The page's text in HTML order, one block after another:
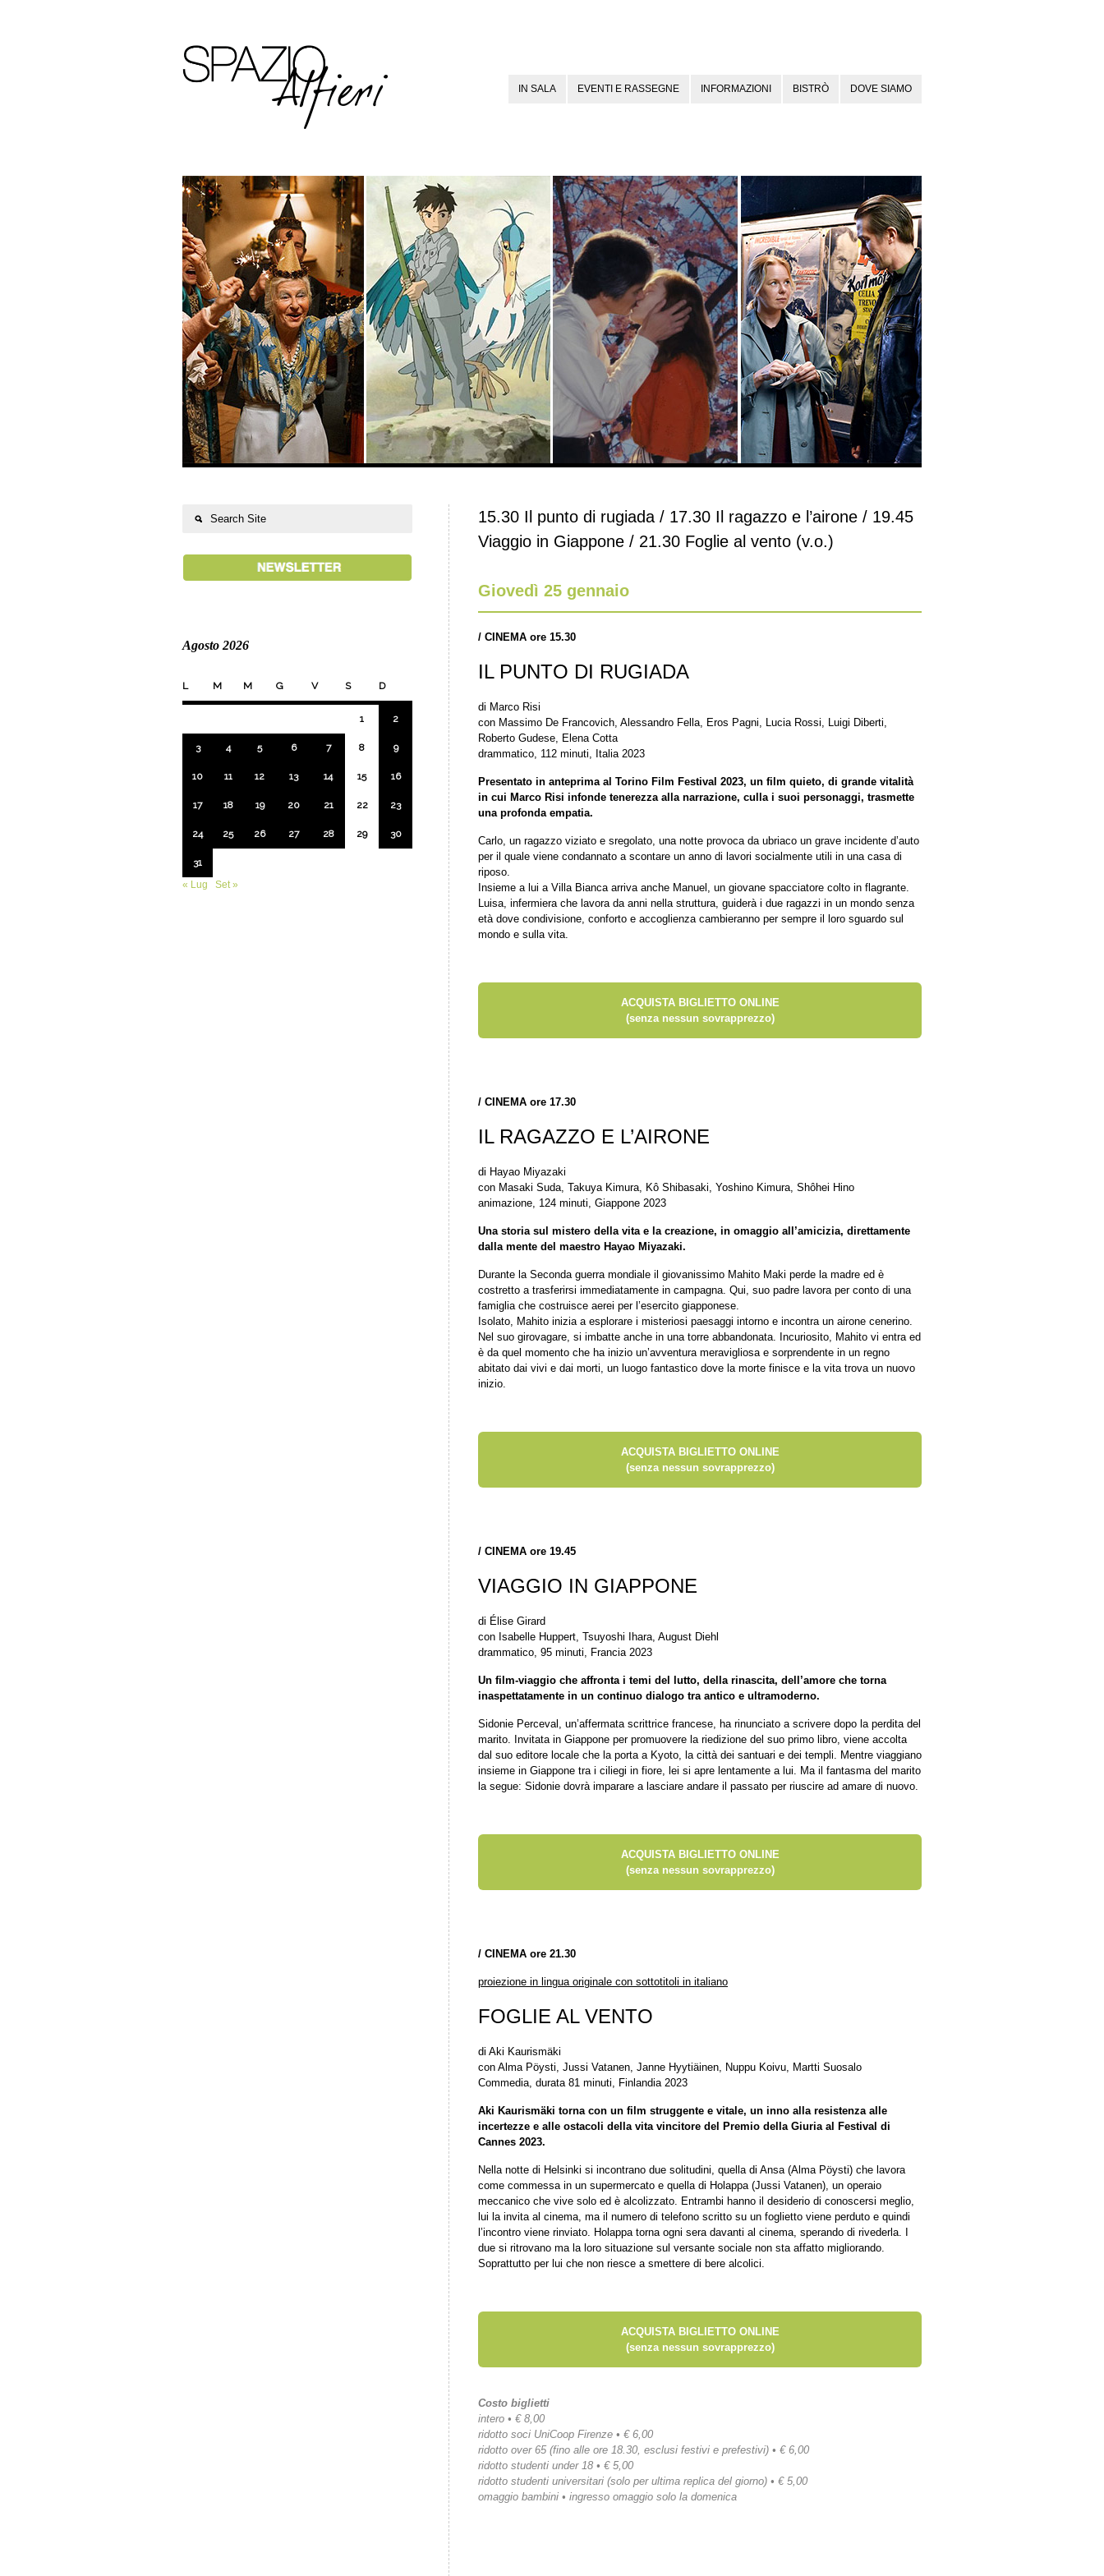
IN SALA EVENTI E RASSEGNE INFORMAZIONI BISTRÒ DOVE SIAMO
15.30 Il punto di rugiada / 17.30 Il ragazzo e l’airone / 19.45
Viaggio in Giappone / 21.30 Foglie al vento (v.o.)
Giovedì 25 gennaio
/ CINEMA ore 15.30
IL PUNTO DI RUGIADA
di Marco Risi
con Massimo De Francovich, Alessandro Fella, Eros Pagni, Lucia Rossi, Luigi Diberti,
Roberto Gudese, Elena Cotta
drammatico, 112 minuti, Italia 2023
Presentato in anteprima al Torino Film Festival 2023, un film quieto, di grande vitalità
in cui Marco Risi infonde tenerezza alla narrazione, culla i suoi personaggi, trasmette
una profonda empatia.
Carlo, un ragazzo viziato e sregolato, una notte provoca da ubriaco un grave incidente d’auto
per il quale viene condannato a scontare un anno di lavori socialmente utili in una casa di
riposo.
Insieme a lui a Villa Bianca arriva anche Manuel, un giovane spacciatore colto in flagrante.
Luisa, infermiera che lavora da anni nella struttura, guiderà i due ragazzi in un mondo senza
età dove condivisione, conforto e accoglienza cambieranno per sempre il loro sguardo sul
mondo e sulla vita.
ACQUISTA BIGLIETTO ONLINE
(senza nessun sovrapprezzo)
/ CINEMA ore 17.30
IL RAGAZZO E L’AIRONE
di Hayao Miyazaki
con Masaki Suda, Takuya Kimura, Kô Shibasaki, Yoshino Kimura, Shôhei Hino
animazione, 124 minuti, Giappone 2023
Una storia sul mistero della vita e la creazione, in omaggio all’amicizia, direttamente
dalla mente del maestro Hayao Miyazaki.
Durante la Seconda guerra mondiale il giovanissimo Mahito Maki perde la madre ed è
costretto a trasferirsi immediatamente in campagna. Qui, suo padre lavora per conto di una
famiglia che costruisce aerei per l’esercito giapponese.
Isolato, Mahito inizia a esplorare i misteriosi paesaggi intorno e incontra un airone cenerino.
Nel suo girovagare, si imbatte anche in una torre abbandonata. Incuriosito, Mahito vi entra ed
è da quel momento che ha inizio un’avventura meravigliosa e sorprendente in un regno
abitato dai vivi e dai morti, un luogo fantastico dove la morte finisce e la vita trova un nuovo
inizio.
ACQUISTA BIGLIETTO ONLINE
(senza nessun sovrapprezzo)
/ CINEMA ore 19.45
VIAGGIO IN GIAPPONE
di Élise Girard
con Isabelle Huppert, Tsuyoshi Ihara, August Diehl
drammatico, 95 minuti, Francia 2023
Un film-viaggio che affronta i temi del lutto, della rinascita, dell’amore che torna
inaspettatamente in un continuo dialogo tra antico e ultramoderno.
Sidonie Perceval, un’affermata scrittrice francese, ha rinunciato a scrivere dopo la perdita del
marito. Invitata in Giappone per promuovere la riedizione del suo primo libro, viene accolta
dal suo editore locale che la porta a Kyoto, la città dei santuari e dei templi. Mentre viaggiano
insieme in Giappone tra i ciliegi in fiore, lei si apre lentamente a lui. Ma il fantasma del marito
la segue: Sidonie dovrà imparare a lasciare andare il passato per riuscire ad amare di nuovo.
ACQUISTA BIGLIETTO ONLINE
(senza nessun sovrapprezzo)
/ CINEMA ore 21.30
proiezione in lingua originale con sottotitoli in italiano
FOGLIE AL VENTO
di Aki Kaurismäki
con Alma Pöysti, Jussi Vatanen, Janne Hyytiäinen, Nuppu Koivu, Martti Suosalo
Commedia, durata 81 minuti, Finlandia 2023
Aki Kaurismäki torna con un film struggente e vitale, un inno alla resistenza alle
incertezze e alle ostacoli della vita vincitore del Premio della Giuria al Festival di
Cannes 2023.
Nella notte di Helsinki si incontrano due solitudini, quella di Ansa (Alma Pöysti) che lavora
come commessa in un supermercato e quella di Holappa (Jussi Vatanen), un operaio
meccanico che vive solo ed è alcolizzato. Entrambi hanno il desiderio di conoscersi meglio,
lui la invita al cinema, ma il numero di telefono scritto su un foglietto viene perduto e quindi
l’incontro viene rinviato. Holappa torna ogni sera davanti al cinema, sperando di rivederla. I
due si ritrovano ma la loro situazione sul versante sociale non sta affatto migliorando.
Soprattutto per lui che non riesce a smettere di bere alcolici.
ACQUISTA BIGLIETTO ONLINE
(senza nessun sovrapprezzo)
Costo biglietti
intero • € 8,00
ridotto soci UniCoop Firenze • € 6,00
ridotto over 65 (fino alle ore 18.30, esclusi festivi e prefestivi) • € 6,00
ridotto studenti under 18 • € 5,00
ridotto studenti universitari (solo per ultima replica del giorno) • € 5,00
omaggio bambini • ingresso omaggio solo la domenica
Agosto 2026
L M M G V S D
1 2
3 4 5 6 7 8 9
10 11 12 13 14 15 16
17 18 19 20 21 22 23
24 25 26 27 28 29 30
31
« Lug
Set »